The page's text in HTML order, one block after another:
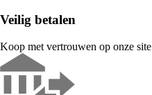
Veilig betalen
Koop met vertrouwen op onze site